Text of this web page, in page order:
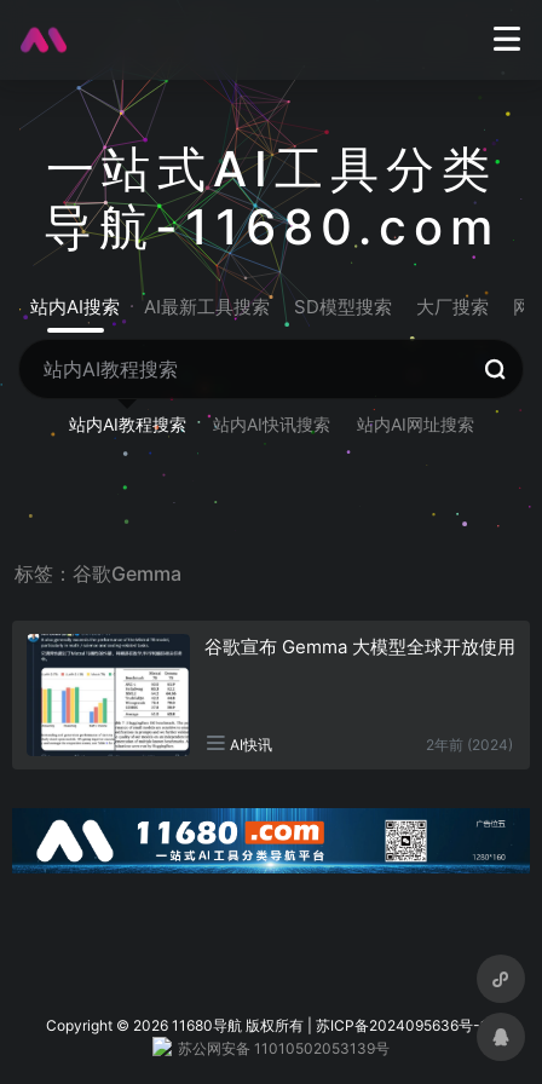
一站式AI工具分类
导航-11680.com
站内AI搜索 AI最新工具搜索 SD模型搜索 大厂搜索 网
站内AI教程搜索 站内AI快讯搜索 站内AI网址搜索
标签：谷歌Gemma
谷歌宣布 Gemma 大模型全球开放使用
AI快讯 2年前 (2024)
Copyright © 2026 11680导航 版权所有 | 苏ICP备2024095636号-1
苏公网安备 11010502053139号